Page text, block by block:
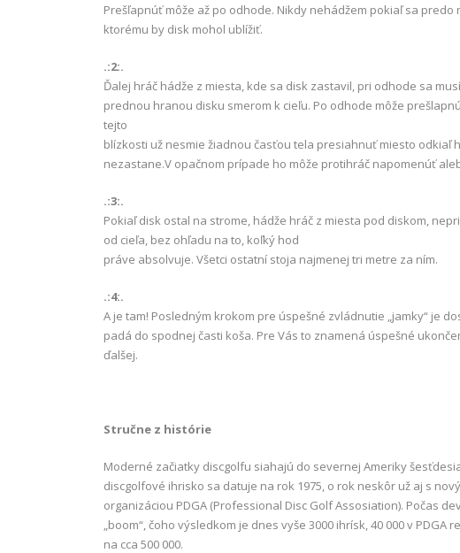
Prešľapnúť môže až po odhode. Nikdy nehádžem pokiaľ sa
ktorému by disk mohol ublížiť.
.:2:.
Ďalej hráč hádže z miesta, kde sa disk zastavil, pri odhode sa
prednou hranou disku smerom k cieľu. Po odhode môže
tejto
blízkosti už nesmie žiadnou časťou tela presiahnuť miesto odkiaľ
nezastane.V opačnom prípade ho môže protihráč napomenúť
.:3:.
Pokiaľ disk ostal na strome, hádže hráč z miesta pod diskom,
od cieľa, bez ohľadu na to, koľký hod
práve absolvuje. Všetci ostatní stoja najmenej tri metre za ním.
.:4:.
A je tam! Posledným krokom pre úspešné zvládnutie „jamky“ je
padá do spodnej časti koša. Pre Vás to znamená úspešné
ďalšej.
Stručne z histórie
Moderné začiatky discgolfu siahajú do severnej Ameriky
discgolfové ihrisko sa datuje na rok 1975, o rok neskôr už aj s
organizáciou PDGA (Professional Disc Golf Assosiation). Počas
„boom“, čoho výsledkom je dnes vyše 3000 ihrísk, 40 000 v
na cca 500 000.